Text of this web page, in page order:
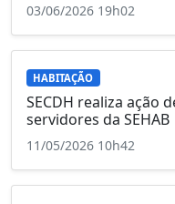
03/06/2026 19h02
HABITAÇÃO
SECDH realiza ação
servidores da SEHAB
11/05/2026 10h42